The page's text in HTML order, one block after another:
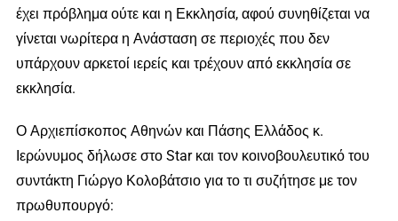
έχει πρόβλημα ούτε και η Εκκλησία, αφού συνηθίζεται να
γίνεται νωρίτερα η Ανάσταση σε περιοχές που δεν
υπάρχουν αρκετοί ιερείς και τρέχουν από εκκλησία σε
εκκλησία.
Ο Αρχιεπίσκοπος Αθηνών και Πάσης Ελλάδος κ.
Ιερώνυμος δήλωσε στο Star και τον κοινοβουλευτικό του
συντάκτη Γιώργο Κολοβάτσιο για το τι συζήτησε με τον
πρωθυπουργό: